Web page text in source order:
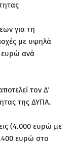
για τη
με υψηλά
ευρώ ανά
τον Δ΄
της ΔΥΠΑ.
(4.000 ευρώ με
ευρώ στο